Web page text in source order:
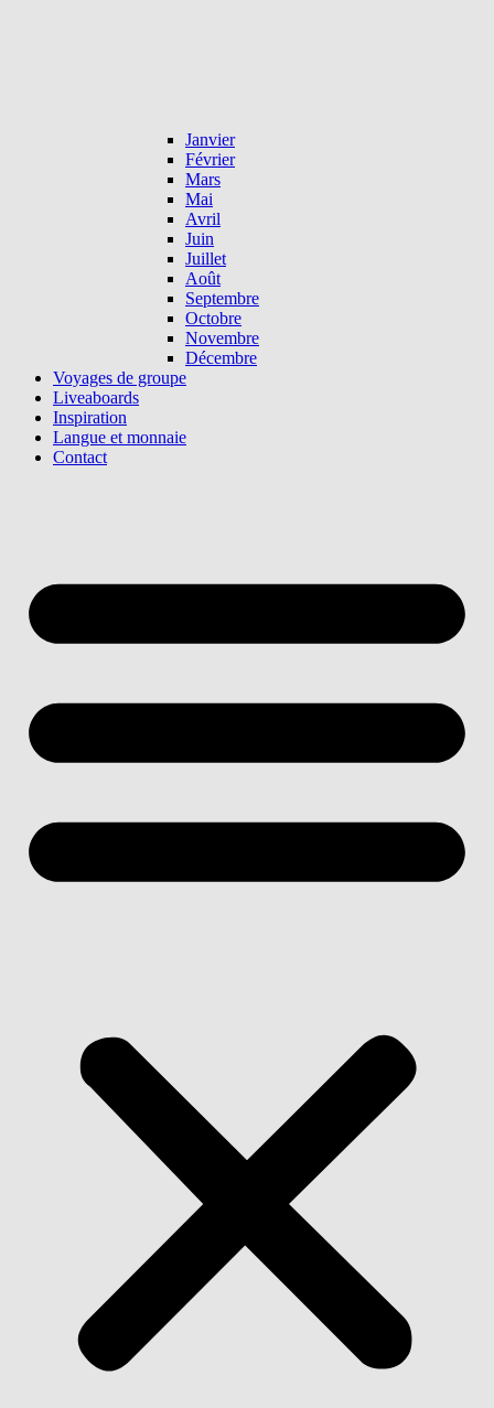
Janvier
Février
Mars
Mai
Avril
Juin
Juillet
Août
Septembre
Octobre
Novembre
Décembre
Voyages de groupe
Liveaboards
Inspiration
Langue et monnaie
Contact